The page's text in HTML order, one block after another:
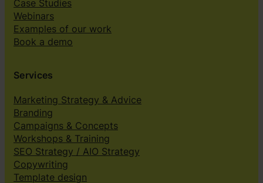
Case Studies
Webinars
Examples of our work
Book a demo
Services
Marketing Strategy & Advice
Branding
Campaigns & Concepts
Workshops & Training
SEO Strategy / AIO Strategy
Copywriting
Template design